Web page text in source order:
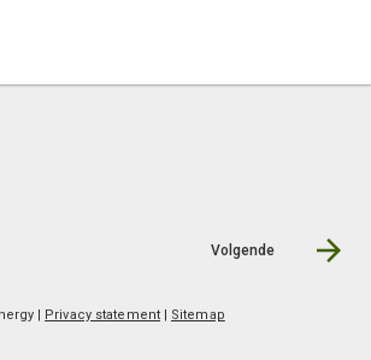
Volgende
| Privacy statement| Sitemap